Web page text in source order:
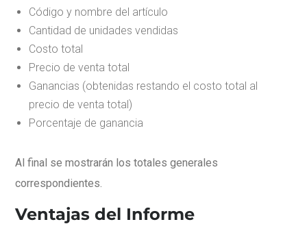
Código y nombre del artículo
Cantidad de unidades vendidas
Costo total
Precio de venta total
Ganancias (obtenidas restando el costo total al
precio de venta total)
Porcentaje de ganancia
Al final se mostrarán los totales generales
correspondientes.
Ventajas del Informe